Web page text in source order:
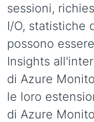
sessioni,
I/O, statistiche
possono
Insights
di Azure
le loro
di Azure